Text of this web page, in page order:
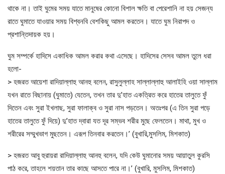
থাকে না। তাই ঘুমের সময় যাতে মানুষের কোনো বিশাল ক্ষতি বা পেরেশানি না হয় সেজন্য
রাতে ঘুমাতে যাওয়ার সময় বিশ্বনবি বেশকিছু আমল করতেন। যাতে ঘুম নিরাপদ ও
প্রশান্তিদায়ক হয়।
ঘুম সম্পর্কে হাদিসে একাধিক আমল করার কথা এসেছে। হাদিসের সেসব আমল তুলে ধরা
হলো-
> হজরত আয়েশা রাদিয়াল্লাহু আনহু বলেন, রাসুলুল্লাহ সাল্লাল্লাহু আলাইহি ওয়া সাল্লাম
যখন রাতে বিছানায় (ঘুমাতে) যেতেন, তখন তার দু’হাত একত্রিত করে হাতের তালুতে ফুঁ
দিতেন এবং সুরা ইখলাছ, সুরা ফালাক্ব ও সুরা নাস পড়তেন। অতঃপর (এ তিন সুরা পড়ে
হাতের তালুতে ফুঁ দিয়ে) দু’হাত দ্বারা যত দূর সম্ভব শরীর মুছে ফেলতেন। মাথা, মুখ ও
শরীরের সম্মুখভাগ মুছতেন। এরূপ তিনবার করতেন।’ (বুখারি,মুসলিম, মিশকাত)
> হজরত আবু হুরায়রা রাদিয়াল্লাহু আনহু বলেন, যদি কেউ ঘুমানোর সময় আয়াতুল কুরসি
পাঠ করে, তাহলে শয়তান তার কাছে আসতে পারে না।’ (বুখারি, মুসলিম, মিশকাত)